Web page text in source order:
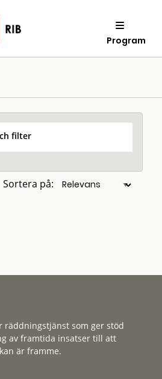
Program
filter
Sortera på:
räddningstjänst som ger stöd
av framtida insatser till att
är framme.